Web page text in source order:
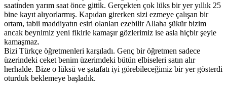
saatinden yarım saat önce gittik. Gerçekten çok lüks bir yer yıllık 25
bine kayıt alıyorlarmış. Kapıdan girerken sizi ezmeye çalışan bir
ortam, tabii maddiyatın esiri olanları ezebilir Allaha şükür bizim
ancak beynimiz yeni fikirle kamaşır gözlerimiz ise asla hiçbir şeyle
kamaşmaz.
Bizi Türkçe öğretmenleri karşıladı. Genç bir öğretmen sadece
üzerindeki ceket benim üzerimdeki bütün elbiseleri satın alır
herhalde. Bize o lüksü ve şatafatı iyi görebileceğimiz bir yer gösterdi
oturduk beklemeye başladık.